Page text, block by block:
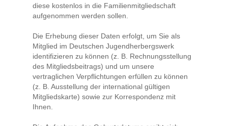
diese kostenlos in die Familienmitgliedschaft
aufgenommen werden sollen.
Die Erhebung dieser Daten erfolgt, um Sie als
Mitglied im Deutschen Jugendherbergswerk
identifizieren zu können (z. B. Rechnungsstellung
des Mitgliedsbeitrags) und um unsere
vertraglichen Verpflichtungen erfüllen zu können
(z. B. Ausstellung der international gültigen
Mitgliedskarte) sowie zur Korrespondenz mit
Ihnen.